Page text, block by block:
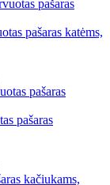
pašaras katėms,
pašaras